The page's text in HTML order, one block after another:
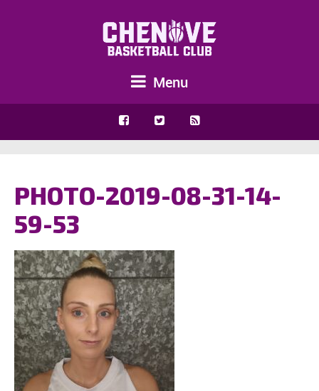
Menu
PHOTO-2019-08-31-14-
59-53